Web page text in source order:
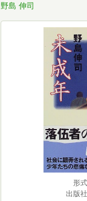
野島 伸司
形
出版